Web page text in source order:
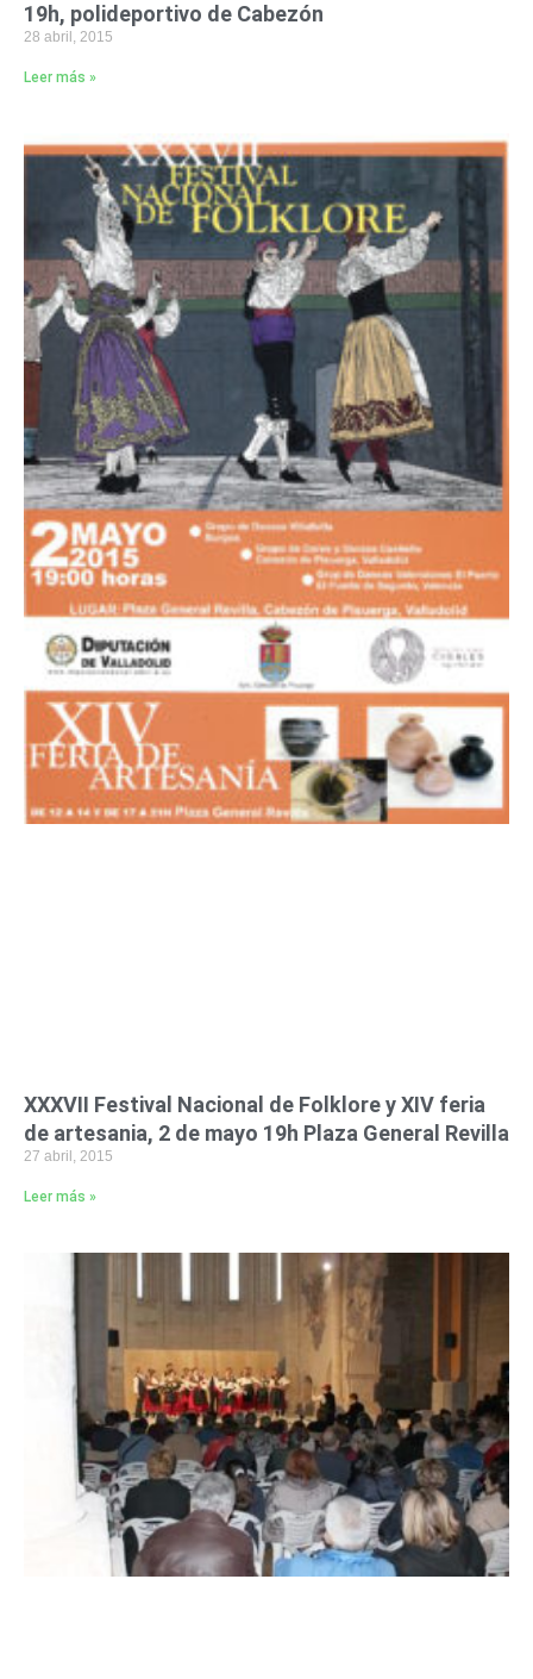
19h, polideportivo de Cabezón
28 abril, 2015
Leer más »
XXXVII Festival Nacional de Folklore y XIV feria
de artesania, 2 de mayo 19h Plaza General Revilla
27 abril, 2015
Leer más »